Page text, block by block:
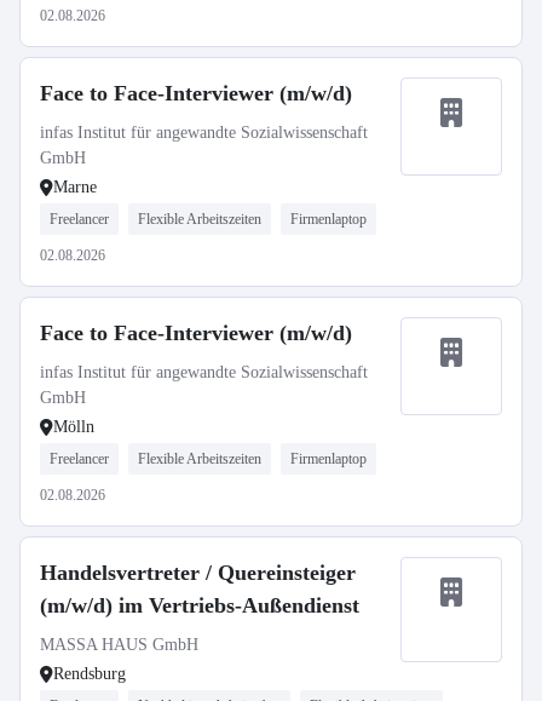
02.08.2026
Face to Face-Interviewer (m/w/d)
infas Institut für angewandte Sozialwissenschaft
GmbH
Marne
Freelancer Flexible Arbeitszeiten Firmenlaptop
02.08.2026
Face to Face-Interviewer (m/w/d)
infas Institut für angewandte Sozialwissenschaft
GmbH
Mölln
Freelancer Flexible Arbeitszeiten Firmenlaptop
02.08.2026
Handelsvertreter / Quereinsteiger
(m/w/d) im Vertriebs-Außendienst
MASSA HAUS GmbH
Rendsburg